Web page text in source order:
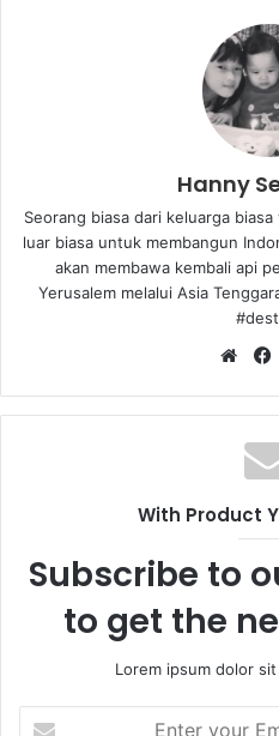
Hanny
Seorang biasa dari keluarga
luar biasa untuk membangun
akan membawa kembali api
Yerusalem melalui Asia
e
b
a
c
e
k
With Product
Subscribe to
to get the
Lorem ipsum dolor